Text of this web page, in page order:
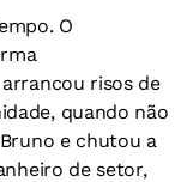
O
risos de
quando não
e chutou a
de setor,